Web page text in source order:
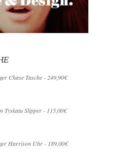
Chase Tasche - 249,90€
Tyskatu Slipper - 115,00€
Harrison Uhr - 189,00€